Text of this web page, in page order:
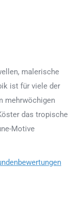
malerische
ist für viele der
mehrwöchigen
das tropische
Motive